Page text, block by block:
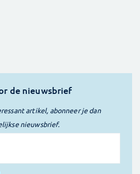
de nieuwsbrief
artikel, abonneer je dan
nieuwsbrief.